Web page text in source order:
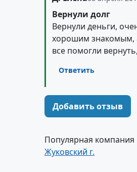
Вернули долг
Вернули деньги,
хорошим знакомым,
все помогли
Ответить
Добавить отзыв
Популярная компания
Жуковский г.